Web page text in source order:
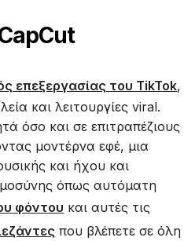
επεξεργασίας του TikTok,
και λειτουργίες viral.
όσο και σε επιτραπέζιους
μοντέρνα εφέ, μια
και ήχου και
όπως αυτόματη
φόντου και αυτές τις
που βλέπετε σε όλη